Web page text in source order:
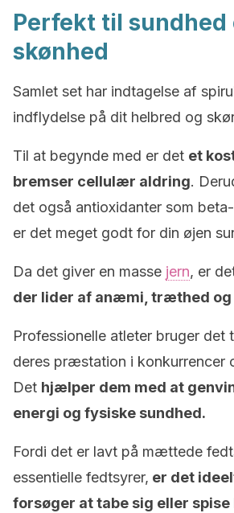
Perfekt til sundhed
skønhed
Samlet set har indtagelse af
indflydelse på dit helbred og
Til at begynde med er det et
bremser cellulær aldring.
det også antioxidanter som
er det meget godt for din øjen
Da det giver en masse jern, er
der lider af anæmi, træthed og
Professionelle atleter bruger det
deres præstation i konkurrencer
Det hjælper dem med at
energi og fysiske sundhed.
Fordi det er lavt på mættede
essentielle fedtsyrer, er det
forsøger at tabe sig eller spise